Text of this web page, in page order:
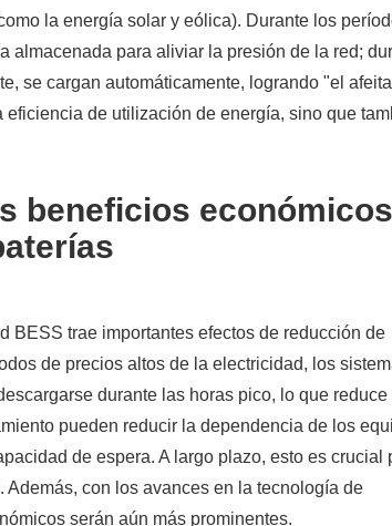
la energía solar y eólica). Durante los
almacenada para aliviar la presión de la red;
se cargan automáticamente, logrando "el
de utilización de energía, sino que
beneficios
BESS trae importantes efectos de reducción de
de precios altos de la electricidad, los
durante las horas pico, lo que reduce
pueden reducir la dependencia de los
de espera. A largo plazo, esto es crucial
con los avances en la tecnología de
serán aún más prominentes.